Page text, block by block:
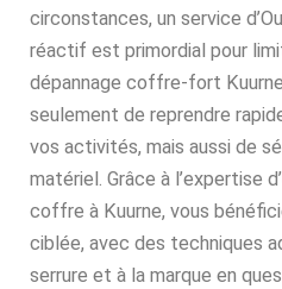
circonstances, un service
réactif est primordial pour
dépannage coffre-fort
seulement de reprendre
vos activités, mais aussi de
matériel. Grâce à l’expertise
coffre à Kuurne, vous
ciblée, avec des techniques
serrure et à la marque en